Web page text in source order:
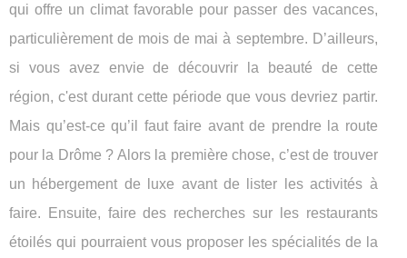
qui offre un climat favorable pour passer des vacances,
particulièrement de mois de mai à septembre. D’ailleurs,
si vous avez envie de découvrir la beauté de cette
région, c'est durant cette période que vous devriez partir.
Mais qu’est-ce qu’il faut faire avant de prendre la route
pour la Drôme ? Alors la première chose, c’est de trouver
un hébergement de luxe avant de lister les activités à
faire. Ensuite, faire des recherches sur les restaurants
étoilés qui pourraient vous proposer les spécialités de la